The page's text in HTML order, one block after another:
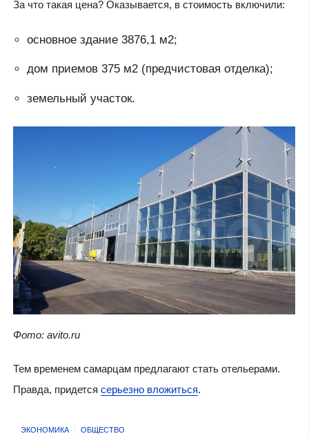
За что такая цена? Оказывается, в стоимость включили:
основное здание 3876,1 м2;
дом приемов 375 м2 (предчистовая отделка);
земельный участок.
Фото: avito.ru
Тем временем самарцам предлагают стать отельерами.
Правда, придется серьезно вложиться.
ЭКОНОМИКА ОБЩЕСТВО